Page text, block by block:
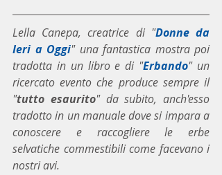
Lella Canepa, creatrice di "Donne da
Ieri a Oggi" una fantastica mostra poi
tradotta in un libro e di "Erbando" un
ricercato evento che produce sempre il
"tutto esaurito" da subito, anch'esso
tradotto in un manuale dove si impara a
conoscere e raccogliere le erbe
selvatiche commestibili come facevano i
nostri avi.